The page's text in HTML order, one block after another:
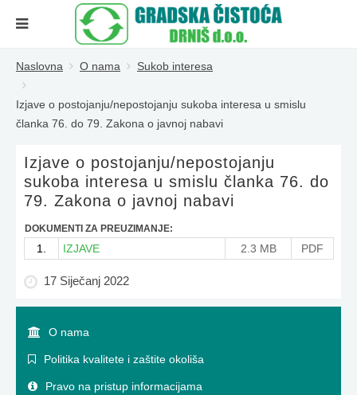
Naslovna O nama Sukob interesa
Izjave o postojanju/nepostojanju sukoba interesa u smislu
članka 76. do 79. Zakona o javnoj nabavi
Izjave o postojanju/nepostojanju
sukoba interesa u smislu članka 76. do
79. Zakona o javnoj nabavi
DOKUMENTI ZA PREUZIMANJE:
1. IZJAVE 2.3 MB PDF
17 Siječanj 2022
O nama
Politika kvalitete i zaštite okoliša
Pravo na pristup informacijama